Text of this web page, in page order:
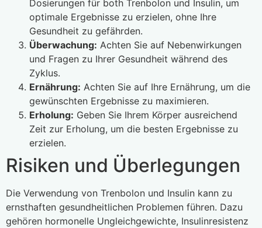
Dosierungen für both Trenbolon und Insulin, um
optimale Ergebnisse zu erzielen, ohne Ihre
Gesundheit zu gefährden.
Überwachung: Achten Sie auf Nebenwirkungen
und Fragen zu Ihrer Gesundheit während des
Zyklus.
Ernährung: Achten Sie auf Ihre Ernährung, um die
gewünschten Ergebnisse zu maximieren.
Erholung: Geben Sie Ihrem Körper ausreichend
Zeit zur Erholung, um die besten Ergebnisse zu
erzielen.
Risiken und Überlegungen
Die Verwendung von Trenbolon und Insulin kann zu
ernsthaften gesundheitlichen Problemen führen. Dazu
gehören hormonelle Ungleichgewichte, Insulinresistenz